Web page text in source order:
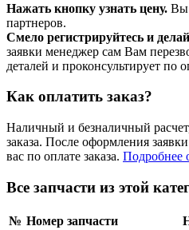
Нажать кнопку узнать цену. Вы
партнеров.
Смело регистрируйтесь и
заявки менеджер сам Вам
деталей и проконсультирует по
Как оплатить заказ?
Наличный и безналичный
заказа. После оформления
вас по оплате заказа. Подробнее
Все запчасти из этой
№ Номер запчасти